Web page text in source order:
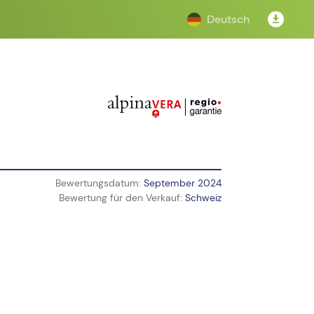
Deutsch
Bewertungsdatum: September 2024
Bewertung für den Verkauf: Schweiz